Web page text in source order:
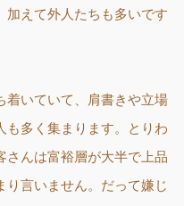
加えて外人たちも多いです
着いていて、肩書きや立場
も多く集まります。とりわ
さんは富裕層が大半で上品
り言いません。だって嫌じ